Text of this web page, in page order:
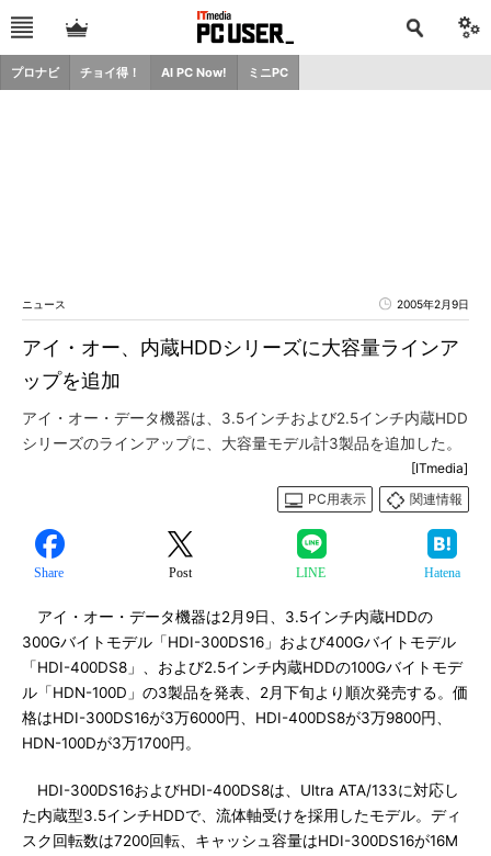
プロナビ チョイ得！ AI PC Now! ミニPC
ニュース 2005年2月9日
アイ・オー、内蔵HDDシリーズに大容量ラインア
ップを追加
アイ・オー・データ機器は、3.5インチおよび2.5インチ内蔵HDD
シリーズのラインアップに、大容量モデル計3製品を追加した。
[ITmedia]
PC用表示
関連情報
Share Post LINE Hatena
アイ・オー・データ機器は2月9日、3.5インチ内蔵HDDの
300Gバイトモデル「HDI-300DS16」および400Gバイトモデル
「HDI-400DS8」、および2.5インチ内蔵HDDの100Gバイトモデ
ル「HDN-100D」の3製品を発表、2月下旬より順次発売する。価
格はHDI-300DS16が3万6000円、HDI-400DS8が3万9800円、
HDN-100Dが3万1700円。
HDI-300DS16およびHDI-400DS8は、Ultra ATA/133に対応し
た内蔵型3.5インチHDDで、流体軸受けを採用したモデル。ディ
スク回転数は7200回転、キャッシュ容量はHDI-300DS16が16M